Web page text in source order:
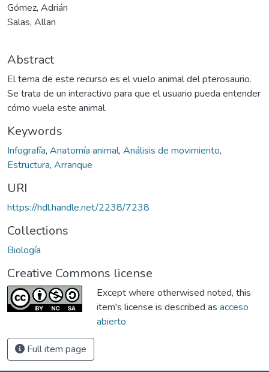
Gómez, Adrián
Salas, Allan
Abstract
El tema de este recurso es el vuelo animal del pterosaurio.
Se trata de un interactivo para que el usuario pueda entender
cómo vuela este animal.
Keywords
Infografía, Anatomía animal, Análisis de movimiento,
Estructura, Arranque
URI
https://hdl.handle.net/2238/7238
Collections
Biología
Creative Commons license
Except where otherwised noted, this
item's license is described as acceso
abierto
Full item page